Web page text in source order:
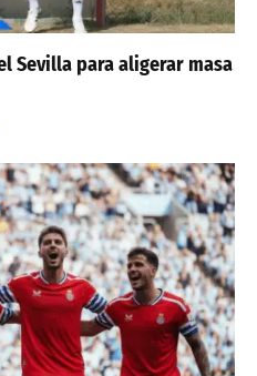
Sevilla para aligerar masa